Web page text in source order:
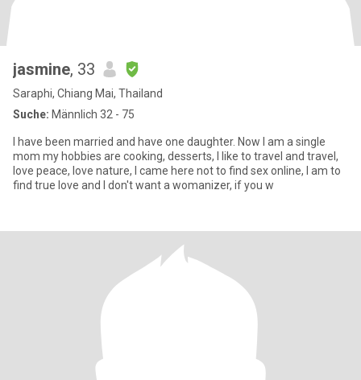
jasmine, 33
Saraphi, Chiang Mai, Thailand
Suche: Männlich 32 - 75
I have been married and have one daughter. Now I am a single
mom my hobbies are cooking, desserts, I like to travel and travel,
love peace, love nature, I came here not to find sex online, I am to
find true love and I don't want a womanizer, if you w